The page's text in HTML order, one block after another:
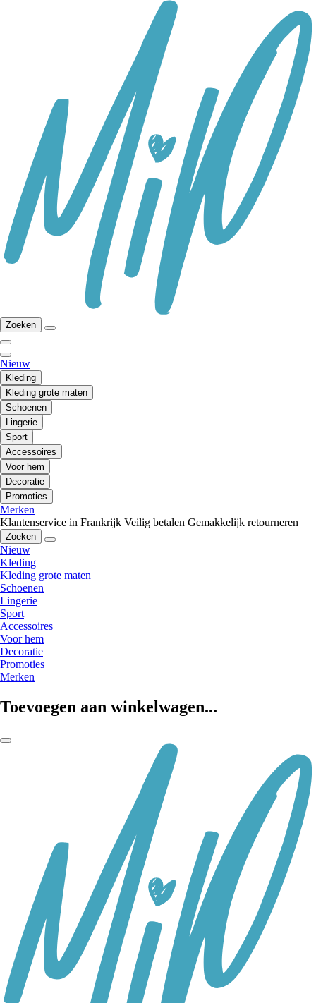
Zoeken
Nieuw
Kleding
Kleding grote maten
Schoenen
Lingerie
Sport
Accessoires
Voor hem
Decoratie
Promoties
Merken
Klantenservice in Frankrijk Veilig betalen Gemakkelijk retourneren
Zoeken
Nieuw
Kleding
Kleding grote maten
Schoenen
Lingerie
Sport
Accessoires
Voor hem
Decoratie
Promoties
Merken
Toevoegen aan winkelwagen...